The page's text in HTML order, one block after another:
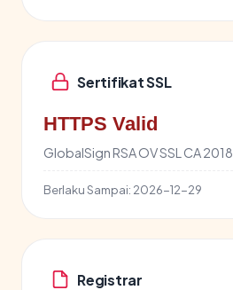
Sertifikat SSL
HTTPS Valid
GlobalSign RSA OV SSL CA 2018
Berlaku Sampai: 2026-12-29
Registrar